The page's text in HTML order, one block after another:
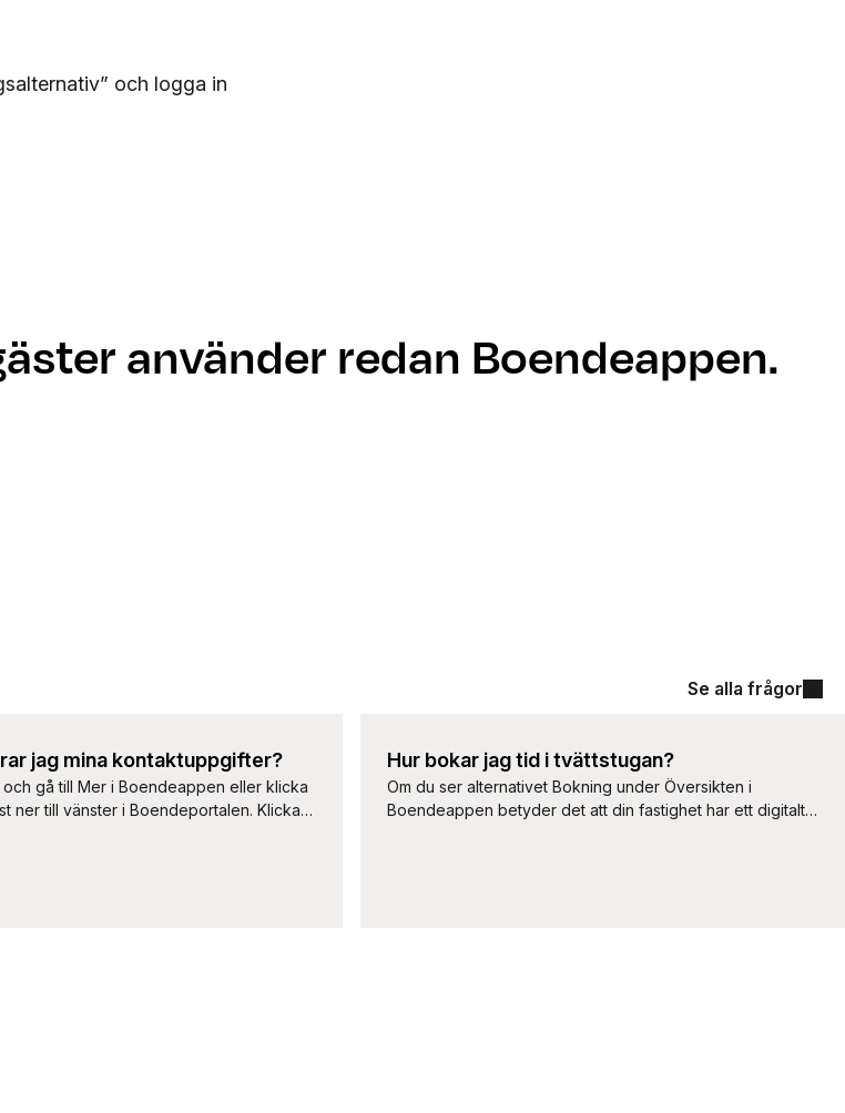
och logga in
använder redan Boendeappen.
Se alla frågor
jag mina kontaktuppgifter?
gå till Mer i Boendeappen eller klicka
ner till vänster i Boendeportalen. Klicka
Hur bokar jag tid i tvättstugan?
Om du ser alternativet Bokning under Översikten i
Boendeappen betyder det att din fastighet har ett digitalt